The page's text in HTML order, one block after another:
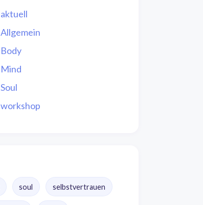
aktuell
Allgemein
Body
Mind
Soul
workshop
soul selbstvertrauen